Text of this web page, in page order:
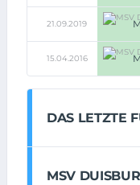
21.09.2019
15.04.2016
DAS LETZTE
MSV